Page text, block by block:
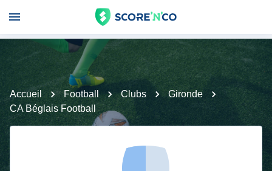
Accueil Football Clubs
Gironde
CA Béglais Football